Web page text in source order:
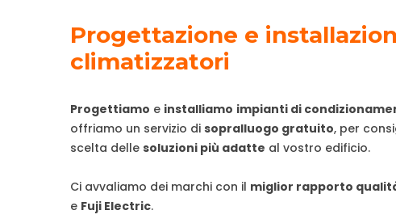
Progettazione e
climatizzatori
Progettiamo e installiamo impianti di
offriamo un servizio di sopralluogo gratuito, per
scelta delle soluzioni più adatte al vostro edificio.
Ci avvaliamo dei marchi con il miglior rapporto
e Fuji Electric.